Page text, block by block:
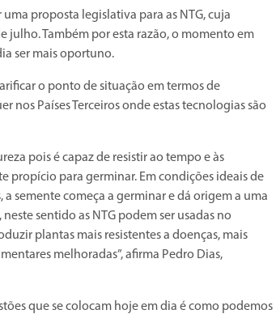
proposta legislativa para as NTG, cuja
julho. Também por esta razão, o momento em
ser mais oportuno.
o ponto de situação em termos de
nos Países Terceiros onde estas tecnologias são
pois é capaz de resistir ao tempo e às
propício para germinar. Em condições ideais de
semente começa a germinar e dá origem a uma
sentido as NTG podem ser usadas no
plantas mais resistentes a doenças, mais
melhoradas”, afirma Pedro Dias,
que se colocam hoje em dia é como podemos